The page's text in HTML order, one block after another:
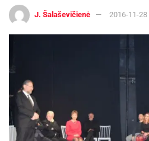
J. Šalaševičienė 2016-11-28